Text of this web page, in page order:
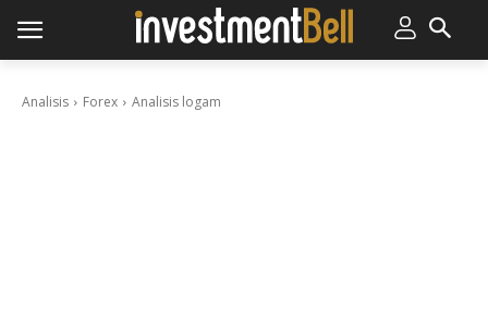
Analisis Forex Analisis logam